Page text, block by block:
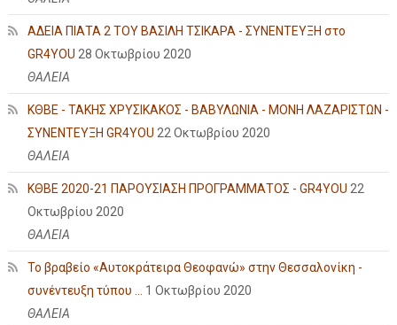
ΑΔΕΙΑ ΠΙΑΤΑ 2 ΤΟΥ ΒΑΣΙΛΗ ΤΣΙΚΑΡΑ - ΣΥΝΕΝΤΕΥΞΗ στο
GR4YOU 28 Οκτωβρίου 2020
ΘΑΛΕΙΑ
ΚΘΒΕ - ΤΑΚΗΣ ΧΡΥΣΙΚΑΚΟΣ - ΒΑΒΥΛΩΝΙΑ - ΜΟΝΗ ΛΑΖΑΡΙΣΤΩΝ -
ΣΥΝΕΝΤΕΥΞΗ GR4YOU 22 Οκτωβρίου 2020
ΘΑΛΕΙΑ
ΚΘΒΕ 2020-21 ΠΑΡΟΥΣΙΑΣΗ ΠΡΟΓΡΑΜΜΑΤΟΣ - GR4YOU 22
Οκτωβρίου 2020
ΘΑΛΕΙΑ
Το βραβείο «Αυτοκράτειρα Θεοφανώ» στην Θεσσαλονίκη -
συνέντευξη τύπου ... 1 Οκτωβρίου 2020
ΘΑΛΕΙΑ